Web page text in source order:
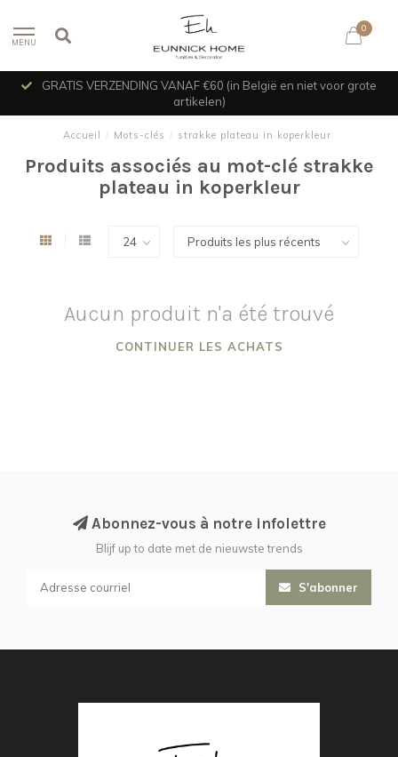
MENU
0
GRATIS VERZENDING VANAF €60 (in België en niet voor grote
artikelen)
Accueil / Mots-clés / strakke plateau in koperkleur
Produits associés au mot-clé strakke
plateau in koperkleur
Aucun produit n'a été trouvé
CONTINUER LES ACHATS
Abonnez-vous à notre infolettre
Blijf up to date met de nieuwste trends
S'abonner